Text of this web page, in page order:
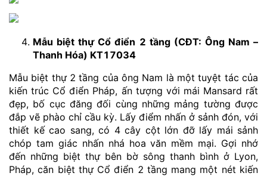
Mẫu biệt thự Cổ điển 2 tầng (CĐT: Ông Nam –
Thanh Hóa) KT17034
Mẫu biệt thự 2 tầng của ông Nam là một tuyệt tác của
kiến trúc Cổ điển Pháp, ấn tượng với mái Mansard rất
đẹp, bố cục đăng đối cùng những mảng tường được
đắp vẽ phào chỉ cầu kỳ. Lấy điểm nhấn ở sảnh đón, với
thiết kế cao sang, có 4 cây cột lớn đỡ lấy mái sảnh
chóp tam giác nhấn nhá hoa văn mềm mại. Gợi nhớ
đến những biệt thự bên bờ sông thanh bình ở Lyon,
Pháp, căn biệt thự Cổ điển 2 tầng mang một nét kiến